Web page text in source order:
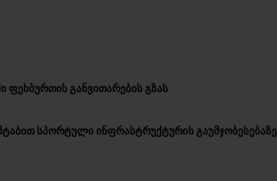
განვითარების გზას
სპორტული ინფრასტრუქტურის გაუმჯობესებაზე